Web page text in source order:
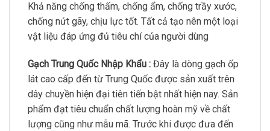
Khả năng chống thấm, chống ẩm, chống trầy xước,
chống nứt gãy, chịu lực tốt. Tất cả tạo nên một loại
vật liệu đáp ứng đủ tiêu chí của người dùng
Gạch Trung Quốc Nhập Khẩu : Đây là dòng gạch ốp
lát cao cấp đến từ Trung Quốc được sản xuất trên
dây chuyền hiện đại tiên tiến bật nhất hiện nay. Sản
phẩm đạt tiêu chuẩn chất lượng hoàn mỹ về chất
lượng cũng như mẫu mã. Trước khi được đưa đến